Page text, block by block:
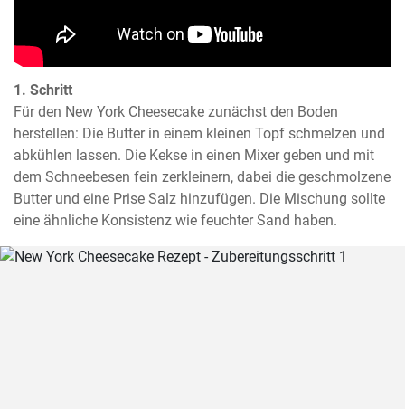
1. Schritt
Für den New York Cheesecake zunächst den Boden
herstellen: Die Butter in einem kleinen Topf schmelzen und
abkühlen lassen. Die Kekse in einen Mixer geben und mit
dem Schneebesen fein zerkleinern, dabei die geschmolzene
Butter und eine Prise Salz hinzufügen. Die Mischung sollte
eine ähnliche Konsistenz wie feuchter Sand haben.